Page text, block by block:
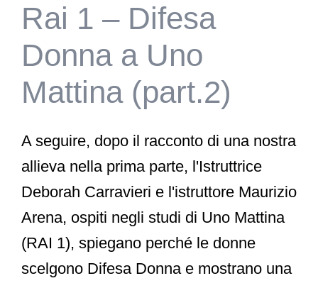
Rai 1 – Difesa
Donna a Uno
Mattina (part.2)
A seguire, dopo il racconto di una nostra
allieva nella prima parte, l'Istruttrice
Deborah Carravieri e l'istruttore Maurizio
Arena, ospiti negli studi di Uno Mattina
(RAI 1), spiegano perché le donne
scelgono Difesa Donna e mostrano una